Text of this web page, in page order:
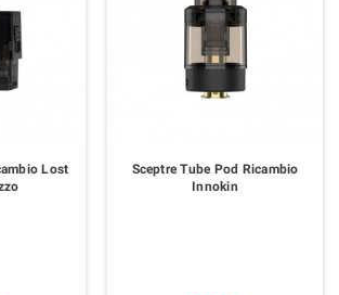
Lost
Sceptre Tube Pod Ricambio
Innokin